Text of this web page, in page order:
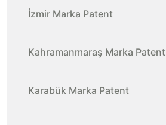
İzmir Marka Patent
Kahramanmaraş Marka Patent
Karabük Marka Patent